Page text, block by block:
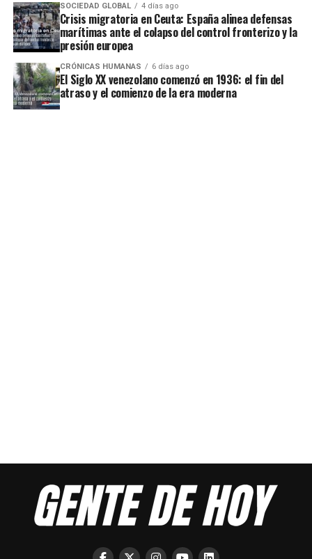
SOCIEDAD GLOBAL 4 días ago
Crisis migratoria en Ceuta: España alinea defensas
marítimas ante el colapso del control fronterizo y la
presión europea
CRÓNICAS HUMANAS 6 días ago
El Siglo XX venezolano comenzó en 1936: el fin del
atraso y el comienzo de la era moderna